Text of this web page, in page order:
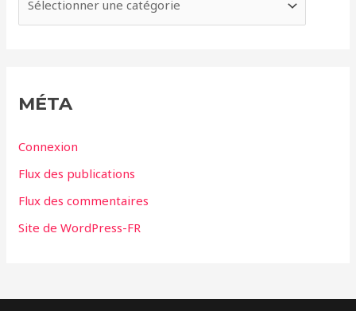
a
r
MÉTA
Connexion
Flux des publications
Flux des commentaires
Site de WordPress-FR